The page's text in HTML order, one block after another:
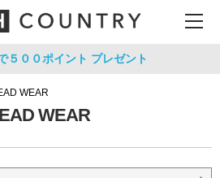
５００ポイント プレゼント
WEAR
WEAR